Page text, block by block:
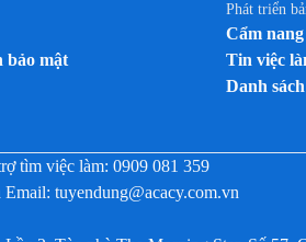
bảo mật
Phát triển
Cẩm
Tin việc
Danh
tìm việc làm: 0909 081 359
Email: tuyendung@acacy.com.vn